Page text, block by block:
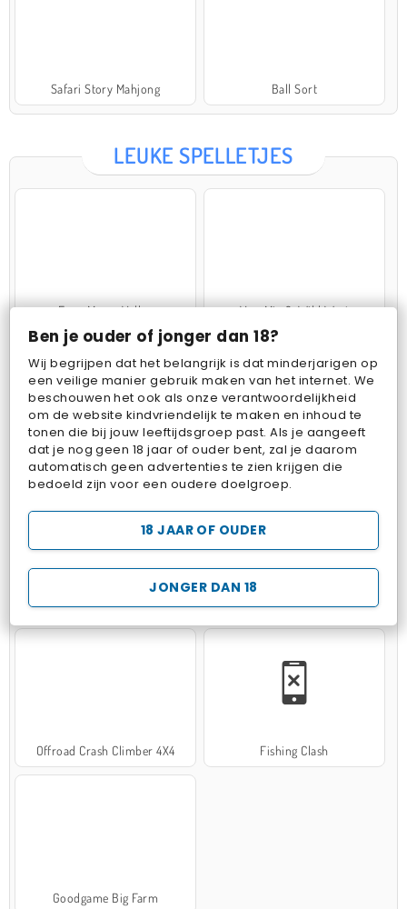
Ben je ouder of jonger dan 18?
Wij begrijpen dat het belangrijk is dat minderjarigen op
een veilige manier gebruik maken van het internet. We
beschouwen het ook als onze verantwoordelijkheid
om de website kindvriendelijk te maken en inhoud te
tonen die bij jouw leeftijdsgroep past. Als je aangeeft
dat je nog geen 18 jaar of ouder bent, zal je daarom
automatisch geen advertenties te zien krijgen die
bedoeld zijn voor een oudere doelgroep.
JONGER DAN 18
18 JAAR OF OUDER
Safari Story Mahjong Ball Sort
LEUKE SPELLETJES
Farm Merge Valley VegaMix 2: Wild West
Pop Fruit Bubbits
Hospital Surgeon Doctor Game Potion Sort
Offroad Crash Climber 4X4 Fishing Clash
Goodgame Big Farm